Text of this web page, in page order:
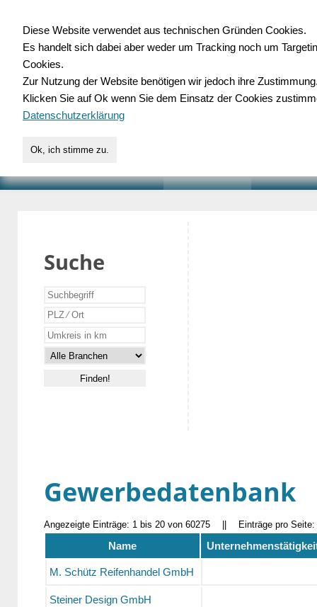
für Handwerk,
Suche
Gewerbedatenbank
Angezeigte Einträge: 1 bis 20 von 60275 Einträge pro Seite:
Name
M. Schütz Reifenhandel GmbH
Steiner Design GmbH
Diese Website verwendet aus technischen Gründen Cookies.
Es handelt sich dabei aber weder um Tracking noch um
Cookies.
Zur Nutzung der Website benötigen wir jedoch ihre
Klicken Sie auf Ok wenn Sie dem Einsatz der Cookies
Datenschutzerklärung
Ok, ich stimme zu.